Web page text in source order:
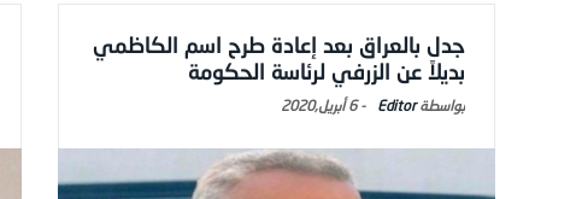
جدل بالعراق بعد إعادة طرح اسم الكاظمي
بديلاً عن الزرفي لرئاسة الحكومة
Editor
-6 أبريل,2020